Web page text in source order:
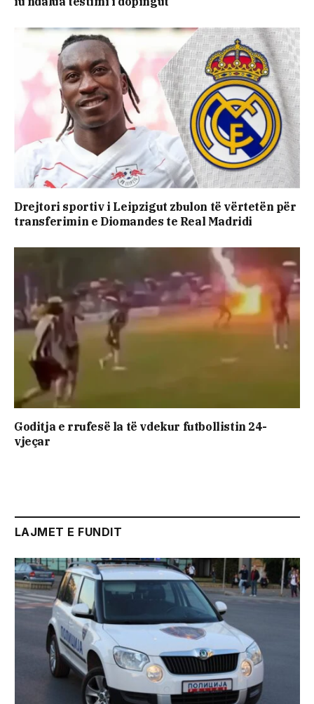
Drejtori sportiv i Leipzigut zbulon të vërtetën për
transferimin e Diomandes te Real Madridi
Goditja e rrufesë la të vdekur futbollistin 24-
vjeçar
LAJMET E FUNDIT